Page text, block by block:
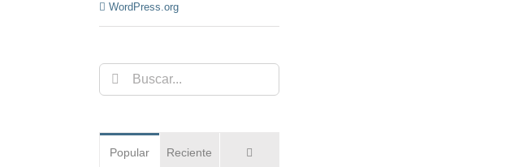
WordPress.org
Buscar:
Popular Reciente